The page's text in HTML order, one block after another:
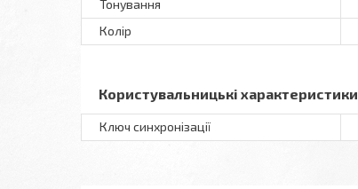
Тонування
Колір
Користувальницькі характеристики
Ключ синхронізації